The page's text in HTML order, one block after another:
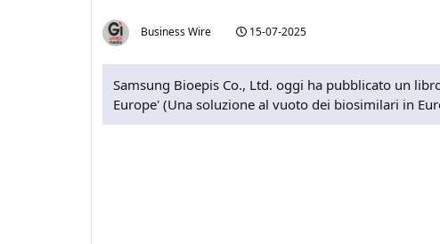
Business Wire 15-07-2025
Samsung Bioepis Co., Ltd. oggi ha pubblicato un
Europe' (Una soluzione al vuoto dei biosimilari in